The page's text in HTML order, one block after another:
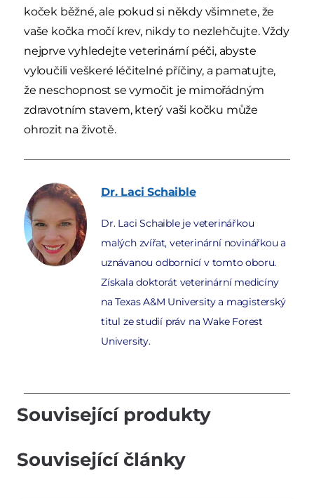
koček běžné, ale pokud si někdy všimnete, že
vaše kočka močí krev, nikdy to nezlehčujte. Vždy
nejprve vyhledejte veterinární péči, abyste
vyloučili veškeré léčitelné příčiny, a pamatujte,
že neschopnost se vymočit je mimořádným
zdravotním stavem, který vaši kočku může
ohrozit na životě.
Dr. Laci Schaible
Dr. Laci Schaible je veterinářkou
malých zvířat, veterinární novinářkou a
uznávanou odbornicí v tomto oboru.
Získala doktorát veterinární medicíny
na Texas A&M University a magisterský
titul ze studií práv na Wake Forest
University.
Související produkty
Související články